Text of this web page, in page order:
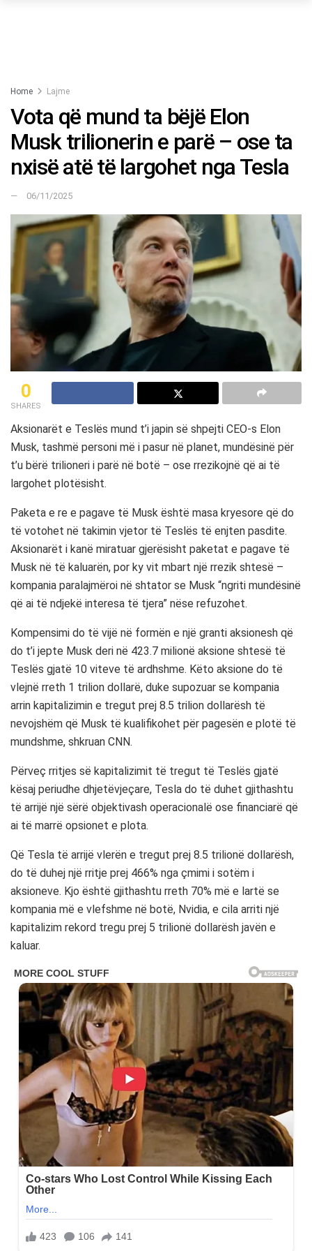
Home Lajme
​Vota që mund ta bëjë Elon
Musk trilionerin e parë – ose ta
nxisë atë të largohet nga Tesla
06/11/2025
0
SHARES
Aksionarët e Teslës mund t’i japin së shpejti CEO-s Elon
Musk, tashmë personi më i pasur në planet, mundësinë për
t’u bërë trilioneri i parë në botë – ose rrezikojnë që ai të
largohet plotësisht.
Paketa e re e pagave të Musk është masa kryesore që do
të votohet në takimin vjetor të Teslës të enjten pasdite.
Aksionarët i kanë miratuar gjerësisht paketat e pagave të
Musk në të kaluarën, por ky vit mbart një rrezik shtesë –
kompania paralajmëroi në shtator se Musk “ngriti mundësinë
që ai të ndjekë interesa të tjera” nëse refuzohet.
Kompensimi do të vijë në formën e një granti aksionesh që
do t’i jepte Musk deri në 423.7 milionë aksione shtesë të
Teslës gjatë 10 viteve të ardhshme. Këto aksione do të
vlejnë rreth 1 trilion dollarë, duke supozuar se kompania
arrin kapitalizimin e tregut prej 8.5 trilion dollarësh të
nevojshëm që Musk të kualifikohet për pagesën e plotë të
mundshme, shkruan CNN.
Përveç rritjes së kapitalizimit të tregut të Teslës gjatë
kësaj periudhe dhjetëvjeçare, Tesla do të duhet gjithashtu
të arrijë një sërë objektivash operacionalë ose financiarë që
ai të marrë opsionet e plota.
Që Tesla të arrijë vlerën e tregut prej 8.5 trilionë dollarësh,
do të duhej një rritje prej 466% nga çmimi i sotëm i
aksioneve. Kjo është gjithashtu rreth 70% më e lartë se
kompania më e vlefshme në botë, Nvidia, e cila arriti një
kapitalizim rekord tregu prej 5 trilionë dollarësh javën e
kaluar.